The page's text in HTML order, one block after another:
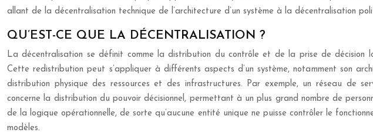
allant de la décentralisation technique de l’architecture d’un système à la décentralisation
QU’EST-CE QUE LA DÉCENTRALISATION ?
La décentralisation se définit comme la distribution du contrôle et de la prise de décision
Cette redistribution peut s’appliquer à différents aspects d’un système, notamment son
distribution physique des ressources et des infrastructures. Par exemple, un réseau de
concerne la distribution du pouvoir décisionnel, permettant à un plus grand nombre de
de la logique opérationnelle, de sorte qu’aucune entité unique ne puisse contrôler le
modèles.